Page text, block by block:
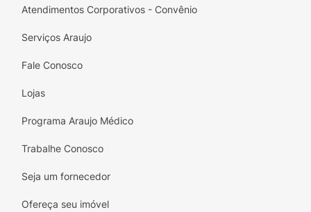
Atendimentos Corporativos - Convênio
Serviços Araujo
Fale Conosco
Lojas
Programa Araujo Médico
Trabalhe Conosco
Seja um fornecedor
Ofereça seu imóvel